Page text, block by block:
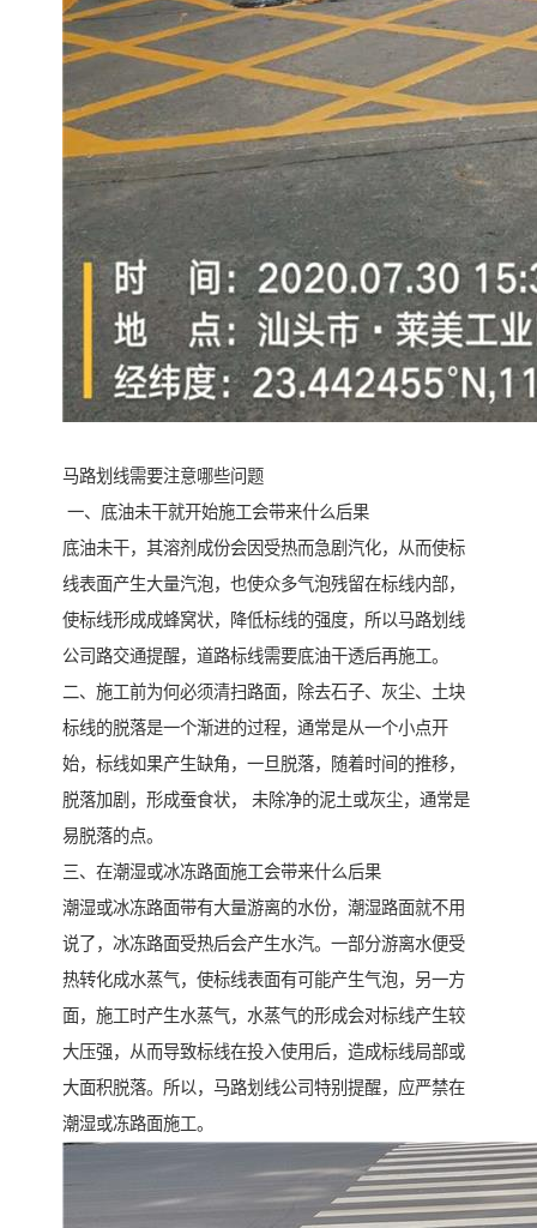
马路划线需要注意哪些问题
一、底油未干就开始施工会带来什么后果
底油未干，其溶剂成份会因受热而急剧汽化，从而使标
线表面产生大量汽泡，也使众多气泡残留在标线内部，
使标线形成成蜂窝状，降低标线的强度，所以马路划线
公司路交通提醒，道路标线需要底油干透后再施工。
二、施工前为何必须清扫路面，除去石子、灰尘、土块
标线的脱落是一个渐进的过程，通常是从一个小点开
始，标线如果产生缺角，一旦脱落，随着时间的推移，
脱落加剧，形成蚕食状， 未除净的泥土或灰尘，通常是
易脱落的点。
三、在潮湿或冰冻路面施工会带来什么后果
潮湿或冰冻路面带有大量游离的水份，潮湿路面就不用
说了，冰冻路面受热后会产生水汽。一部分游离水便受
热转化成水蒸气，使标线表面有可能产生气泡，另一方
面，施工时产生水蒸气，水蒸气的形成会对标线产生较
大压强，从而导致标线在投入使用后，造成标线局部或
大面积脱落。所以，马路划线公司特别提醒，应严禁在
潮湿或冻路面施工。